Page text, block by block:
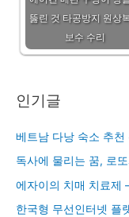
뚫린 것 타공방지 원상
보수 수리
인기글
베트남 다낭 숙소 추천
독사에 물리는 꿈, 로
에자이의 치매 치료제
한국형 무선인터넷 플